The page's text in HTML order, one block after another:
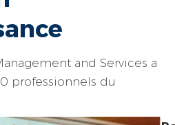
and Services a
professionnels du